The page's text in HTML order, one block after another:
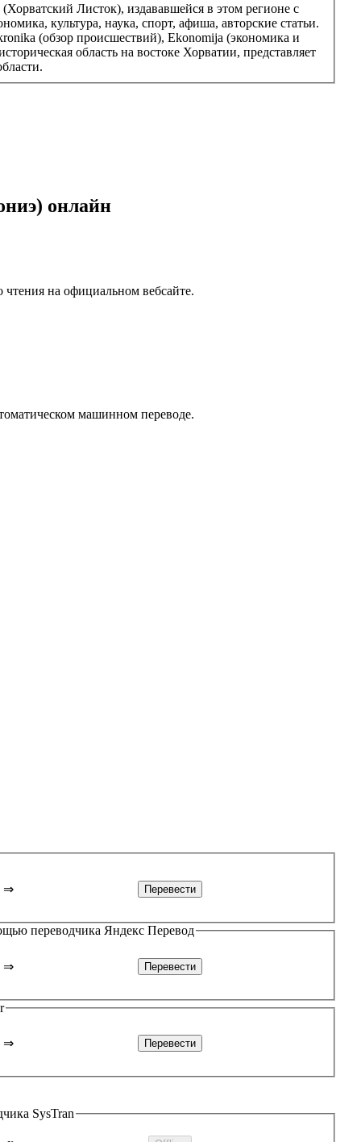
Листок), издававшейся в этом регионе с
культура, наука, спорт, афиша, авторские статьи.
(обзор происшествий), Ekonomija (экономика и
область на востоке Хорватии, представляет
онлайн
на официальном вебсайте.
машинном переводе.
⇒
переводчика Яндекс Перевод
⇒
⇒
SysTran